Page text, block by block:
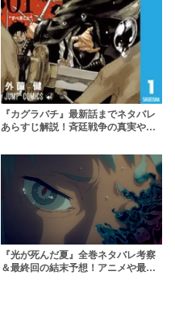
『カグラバチ』最新話までネタバレ
あらすじ解説！斉廷戦争の真実や英
『光が死んだ夏』全巻ネタバレ考察
＆最終回の結末予想！アニメや最新